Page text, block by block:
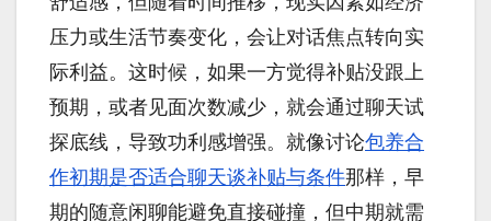
压力或生活节奏变化，会让对话焦点转向实
际利益。这时候，如果一方觉得补贴没跟上
预期，或者见面次数减少，就会通过聊天试
探底线，导致功利感增强。就像讨论包养合
作初期是否适合聊天谈补贴与条件那样，早
期的随意闲聊能避免直接碰撞，但中期就需